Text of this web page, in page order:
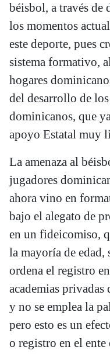
béisbol, a través de
los momentos
este deporte, pues
sistema formativo,
hogares
del desarrollo de
dominicanos, que
apoyo Estatal muy
La amenaza al
jugadores
ahora vino en
bajo el alegato de
en un fideicomiso,
la mayoría de edad,
ordena el registro
academias privadas
y no se emplea la
pero esto es un
o registro en el ente